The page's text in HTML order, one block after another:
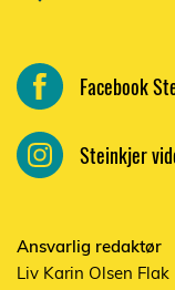
Facebook
Steinkjer
Ansvarlig redaktør
Liv Karin Olsen Flak